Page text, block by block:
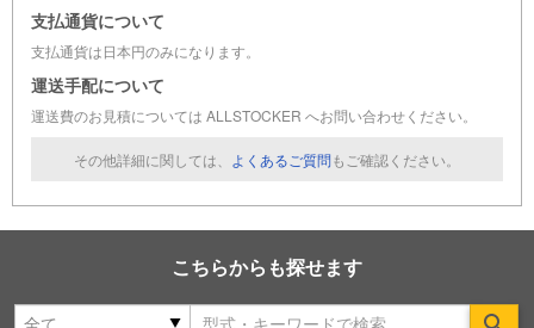
支払通貨について
支払通貨は日本円のみになります。
運送手配について
運送費のお見積については ALLSTOCKER へお問い合わせください。
その他詳細に関しては、 よくあるご質問もご確認ください。
こちらからも探せます